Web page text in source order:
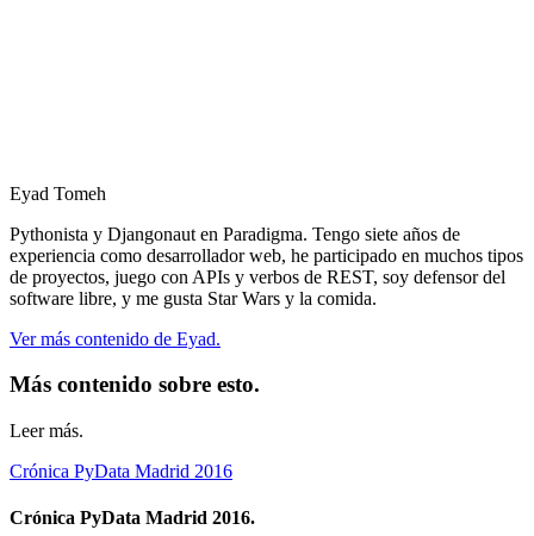
Eyad Tomeh
Pythonista y Djangonaut en Paradigma. Tengo siete años de
experiencia como desarrollador web, he participado en muchos tipos
de proyectos, juego con APIs y verbos de REST, soy defensor del
software libre, y me gusta Star Wars y la comida.
Ver más contenido de Eyad.
Más contenido sobre esto.
Leer más.
Crónica PyData Madrid 2016
Crónica PyData Madrid 2016.